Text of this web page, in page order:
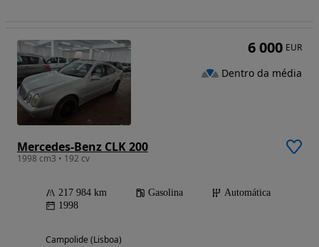
Mercedes-Benz CLK 200
1998 cm3 • 192 cv
217 984 km Gasolina
Automática
1998
Campolide (Lisboa)
6 000 EUR
Dentro da média